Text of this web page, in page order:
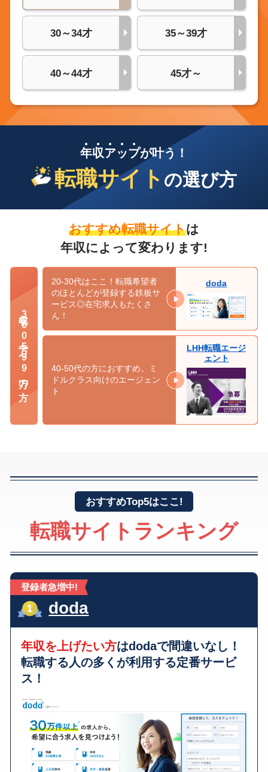
30～34才 35～39才
40～44才 45才～
年収アップが叶う！
転職サイト の選び方
おすすめ転職サイトは
年収によって変わります!
年収300万〜599万の方
20-30代はここ！転職希望者
のほとんどが登録する鉄板サ
ービス◎在宅求人もたくさ
ん！
doda
40-50代の方におすすめ。ミ
ドルクラス向けのエージェン
ト
LHH転職エージ
ェント
おすすめTop5はここ!
転職サイトランキング
登録者急増中!
doda
年収を上げたい方はdodaで間違いなし！
転職する人の多くが利用する定番サービ
ス！